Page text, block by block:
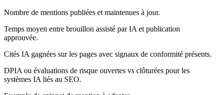
Nombre de mentions publiées et maintenues à jour.
Temps moyen entre brouillon assisté par IA et publication
approuvée.
Cités IA gagnées sur les pages avec signaux de conformité présents.
DPIA ou évaluations de risque ouvertes vs clôturées pour les
systèmes IA liés au SEO.